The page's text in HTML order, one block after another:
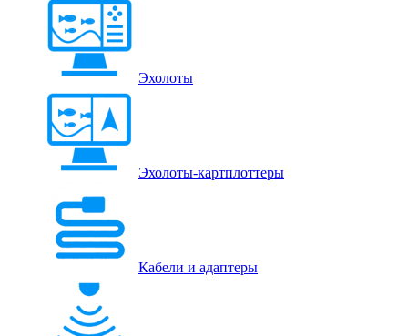
Эхолоты
Эхолоты-картплоттеры
Кабели и адаптеры